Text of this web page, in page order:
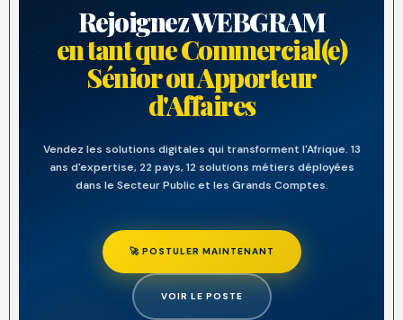
Rejoignez WEBGRAM
en tant que Commercial(e)
Sénior ou Apporteur
d'Affaires
Vendez les solutions digitales qui transforment l'Afrique. 13
ans d'expertise, 22 pays, 12 solutions métiers déployées
dans le Secteur Public et les Grands Comptes.
🚀 POSTULER MAINTENANT
VOIR LE POSTE